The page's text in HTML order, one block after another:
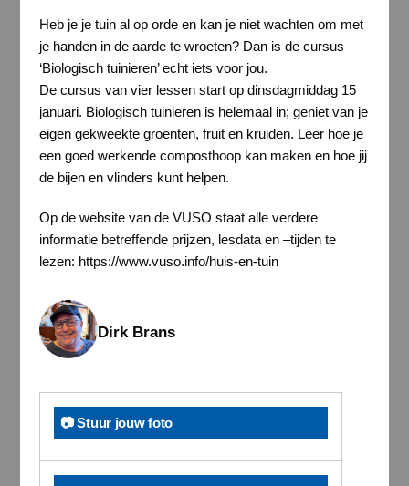
Heb je je tuin al op orde en kan je niet wachten om met
je handen in de aarde te wroeten? Dan is de cursus
‘Biologisch tuinieren’ echt iets voor jou.
De cursus van vier lessen start op dinsdagmiddag 15
januari. Biologisch tuinieren is helemaal in; geniet van je
eigen gekweekte groenten, fruit en kruiden. Leer hoe je
een goed werkende composthoop kan maken en hoe jij
de bijen en vlinders kunt helpen.
Op de website van de VUSO staat alle verdere
informatie betreffende prijzen, lesdata en –tijden te
lezen: https://www.vuso.info/huis-en-tuin
Dirk Brans
📷 Stuur jouw foto